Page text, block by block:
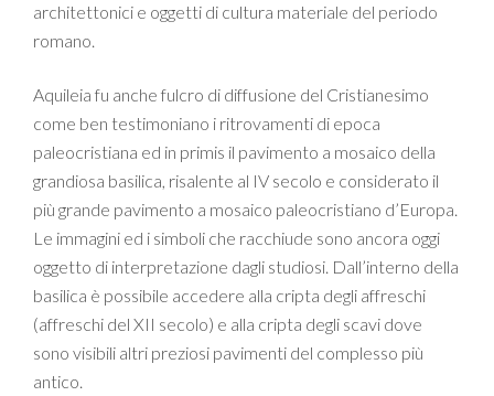
architettonici e oggetti di cultura materiale del periodo
romano.
Aquileia fu anche fulcro di diffusione del Cristianesimo
come ben testimoniano i ritrovamenti di epoca
paleocristiana ed in primis il pavimento a mosaico della
grandiosa basilica, risalente al IV secolo e considerato il
più grande pavimento a mosaico paleocristiano d’Europa.
Le immagini ed i simboli che racchiude sono ancora oggi
oggetto di interpretazione dagli studiosi. Dall’interno della
basilica è possibile accedere alla cripta degli affreschi
(affreschi del XII secolo) e alla cripta degli scavi dove
sono visibili altri preziosi pavimenti del complesso più
antico.